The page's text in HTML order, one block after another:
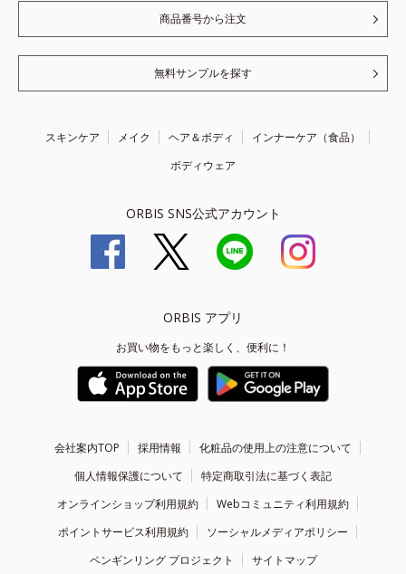
商品番号から注文
無料サンプルを探す
スキンケア メイク ヘア＆ボディ
インナーケア（食品）
ボディウェア
ORBIS SNS公式アカウント
ORBIS アプリ
お買い物をもっと楽しく、便利に！
会社案内TOP 採用情報
化粧品の使用上の注意について
個人情報保護について
特定商取引法に基づく表記
オンラインショップ利用規約
Webコミュニティ利用規約
ポイントサービス利用規約
ソーシャルメディアポリシー
ペンギンリング プロジェクト
サイトマップ